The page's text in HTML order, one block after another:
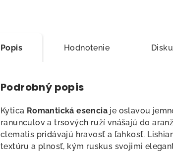
Popis Hodnotenie
Podrobný popis
Kytica Romantická esencia je oslavou
ranunculov a trsových ruží vnášajú do
clematis pridávajú hravosť a ľahkosť.
textúru a plnosť, kým ruskus svojimi